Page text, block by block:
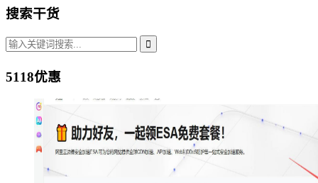
搜索干货
5118优惠